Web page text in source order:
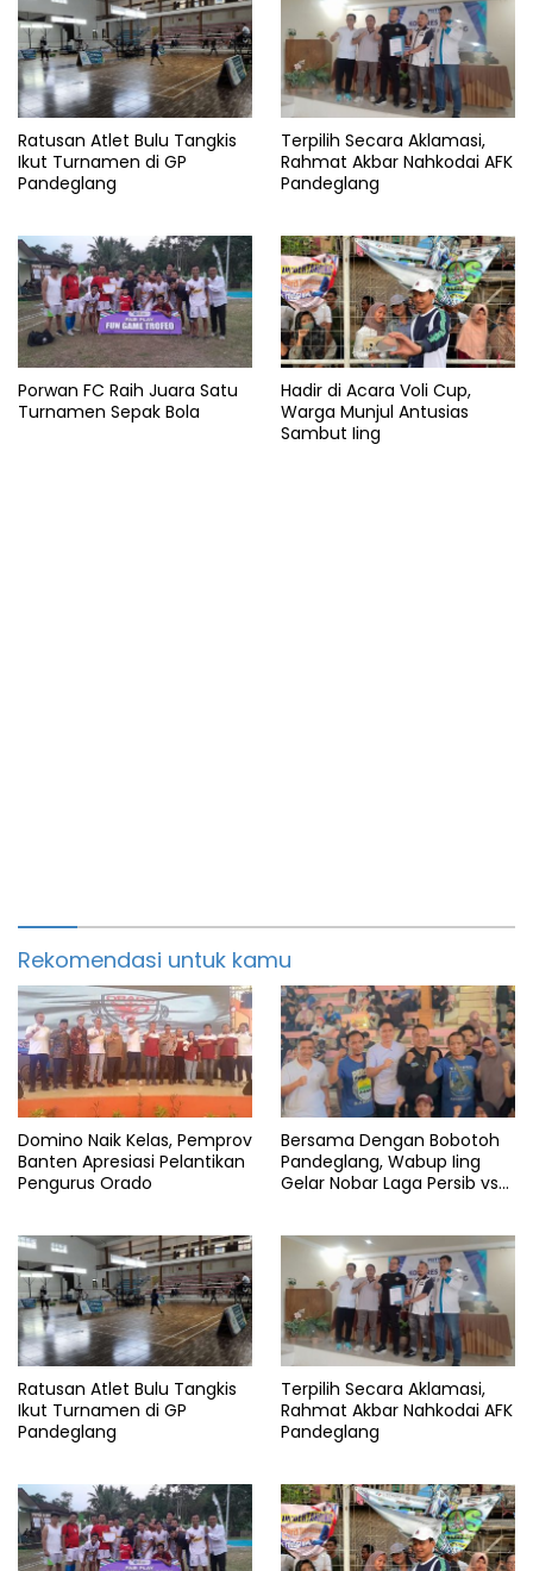
Ratusan Atlet Bulu Tangkis
Ikut Turnamen di GP
Pandeglang
Terpilih Secara Aklamasi,
Rahmat Akbar Nahkodai AFK
Pandeglang
Porwan FC Raih Juara Satu
Turnamen Sepak Bola
Hadir di Acara Voli Cup,
Warga Munjul Antusias
Sambut Iing
Rekomendasi untuk kamu
Domino Naik Kelas, Pemprov
Banten Apresiasi Pelantikan
Pengurus Orado
Bersama Dengan Bobotoh
Pandeglang, Wabup Iing
Gelar Nobar Laga Persib vs
Ratusan Atlet Bulu Tangkis
Ikut Turnamen di GP
Pandeglang
Terpilih Secara Aklamasi,
Rahmat Akbar Nahkodai AFK
Pandeglang